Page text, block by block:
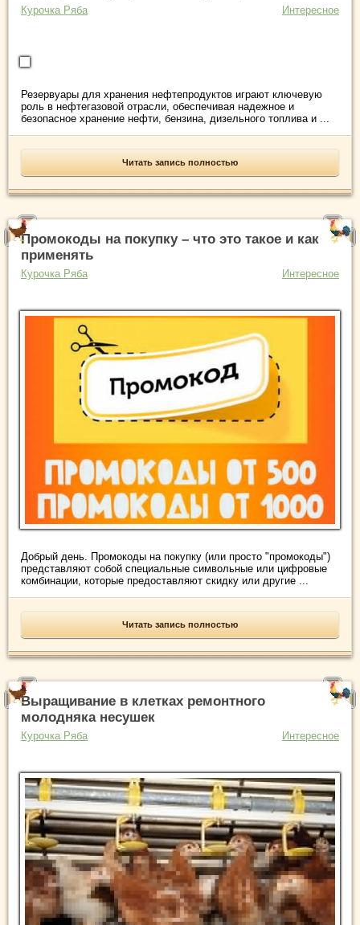
Курочка Ряба Интересное
Резервуары для хранения нефтепродуктов играют ключевую
роль в нефтегазовой отрасли, обеспечивая надежное и
безопасное хранение нефти, бензина, дизельного топлива и ...
Читать запись полностью
Промокоды на покупку – что это такое и как
применять
Курочка Ряба Интересное
Добрый день. Промокоды на покупку (или просто "промокоды")
представляют собой специальные символьные или цифровые
комбинации, которые предоставляют скидку или другие ...
Читать запись полностью
Выращивание в клетках ремонтного
молодняка несушек
Курочка Ряба Интересное